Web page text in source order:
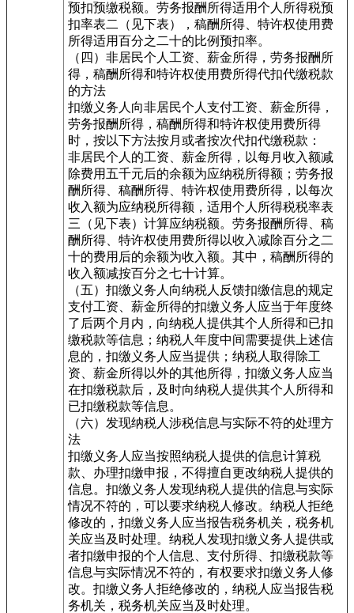
预扣预缴税额。劳务报酬所得适用个人所得税预
扣率表二（见下表），稿酬所得、特许权使用费
所得适用百分之二十的比例预扣率。
（四）非居民个人工资、薪金所得，劳务报酬所
得，稿酬所得和特许权使用费所得代扣代缴税款
的方法
扣缴义务人向非居民个人支付工资、薪金所得，
劳务报酬所得，稿酬所得和特许权使用费所得
时，按以下方法按月或者按次代扣代缴税款：
非居民个人的工资、薪金所得，以每月收入额减
除费用五千元后的余额为应纳税所得额；劳务报
酬所得、稿酬所得、特许权使用费所得，以每次
收入额为应纳税所得额，适用个人所得税税率表
三（见下表）计算应纳税额。劳务报酬所得、稿
酬所得、特许权使用费所得以收入减除百分之二
十的费用后的余额为收入额。其中，稿酬所得的
收入额减按百分之七十计算。
（五）扣缴义务人向纳税人反馈扣缴信息的规定
支付工资、薪金所得的扣缴义务人应当于年度终
了后两个月内，向纳税人提供其个人所得和已扣
缴税款等信息；纳税人年度中间需要提供上述信
息的，扣缴义务人应当提供；纳税人取得除工
资、薪金所得以外的其他所得，扣缴义务人应当
在扣缴税款后，及时向纳税人提供其个人所得和
已扣缴税款等信息。
（六）发现纳税人涉税信息与实际不符的处理方
法
扣缴义务人应当按照纳税人提供的信息计算税
款、办理扣缴申报，不得擅自更改纳税人提供的
信息。扣缴义务人发现纳税人提供的信息与实际
情况不符的，可以要求纳税人修改。纳税人拒绝
修改的，扣缴义务人应当报告税务机关，税务机
关应当及时处理。纳税人发现扣缴义务人提供或
者扣缴申报的个人信息、支付所得、扣缴税款等
信息与实际情况不符的，有权要求扣缴义务人修
改。扣缴义务人拒绝修改的，纳税人应当报告税
务机关，税务机关应当及时处理。